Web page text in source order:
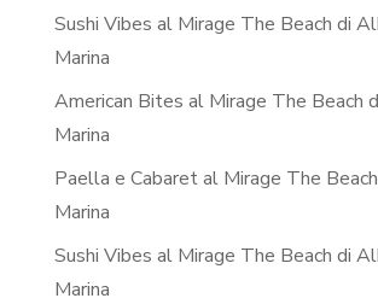
Sushi Vibes al Mirage The Beach di
Marina
American Bites al Mirage The Beach
Marina
Paella e Cabaret al Mirage The
Marina
Sushi Vibes al Mirage The Beach di
Marina